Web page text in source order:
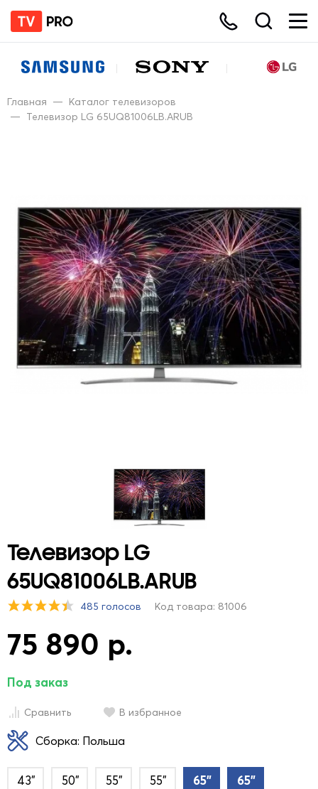
Главная — Каталог телевизоров
— Телевизор LG 65UQ81006LB.ARUB
Телевизор LG
65UQ81006LB.ARUB
485 голосов Код товара: 81006
75 890 р.
Под заказ
Сравнить В избранное
Сборка: Польша
43" 50" 55" 55" 65" 65"